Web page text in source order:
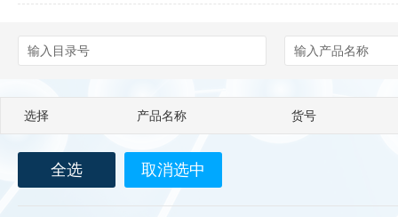
Epitope Diagnostics
Biotez Berlin
选择 产品名称 货号
全选 取消选中